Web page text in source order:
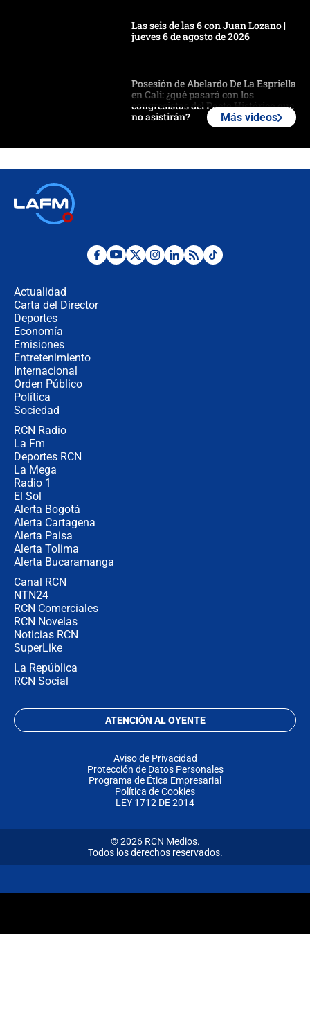
Las seis de las 6 con Juan Lozano |
jueves 6 de agosto de 2026
Posesión de Abelardo De La Espriella
en Cali: ¿qué pasará con los
congresistas del Pacto Histórico que
no asistirán?
¿Por qué De la Espriella gobernará
Más videos
Actualidad
Carta del Director
Deportes
Economía
Emisiones
Entretenimiento
Internacional
Orden Público
Política
Sociedad
RCN Radio
La Fm
Deportes RCN
La Mega
Radio 1
El Sol
Alerta Bogotá
Alerta Cartagena
Alerta Paisa
Alerta Tolima
Alerta Bucaramanga
Canal RCN
NTN24
RCN Comerciales
RCN Novelas
Noticias RCN
SuperLike
La República
RCN Social
ATENCIÓN AL OYENTE
Aviso de Privacidad
Protección de Datos Personales
Programa de Ética Empresarial
Política de Cookies
LEY 1712 DE 2014
© 2026 RCN Medios.
Todos los derechos reservados.